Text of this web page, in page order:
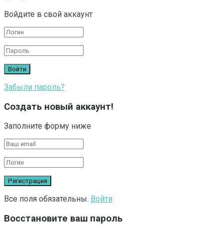
Войдите в свой аккаунт
Забыли пароль?
Создать новый аккаунт!
Заполните форму ниже
Все поля обязательны. Войти
Восстановите ваш пароль